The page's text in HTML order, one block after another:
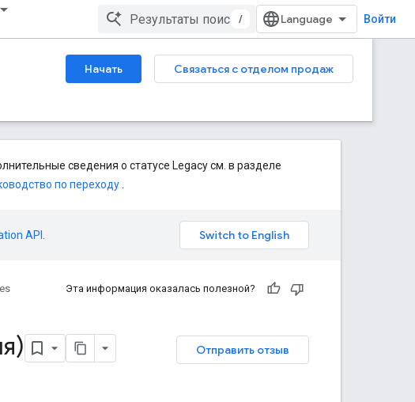
/ Войти
Начать
Связаться с отделом продаж
сведения о статусе Legacy см. в разделе
по переходу
API
Эта информация оказалась полезной?
Отправить отзыв